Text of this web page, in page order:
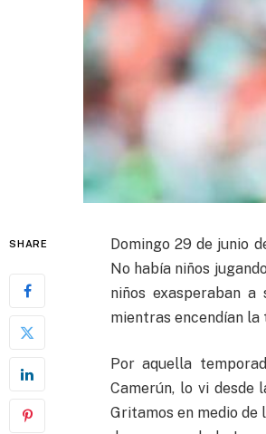
SHARE
Domingo 29 de junio
No había niños
niños exasperaban
mientras encendían la
Por aquella
Camerún, lo vi desde
Gritamos en medio de